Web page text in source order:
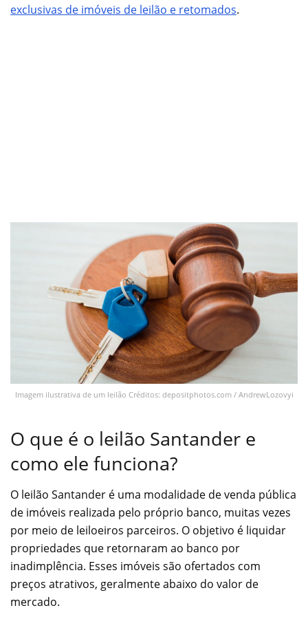
exclusivas de imóveis de leilão e retomados.
Imagem ilustrativa de um leilão Créditos: depositphotos.com / AndrewLozovyi
O que é o leilão Santander e
como ele funciona?
O leilão Santander é uma modalidade de venda pública
de imóveis realizada pelo próprio banco, muitas vezes
por meio de leiloeiros parceiros. O objetivo é liquidar
propriedades que retornaram ao banco por
inadimplência. Esses imóveis são ofertados com
preços atrativos, geralmente abaixo do valor de
mercado.